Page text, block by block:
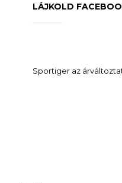
LÁJKOLD
Sportiger az